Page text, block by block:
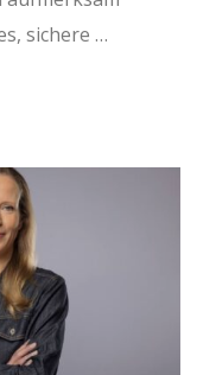
sichere …